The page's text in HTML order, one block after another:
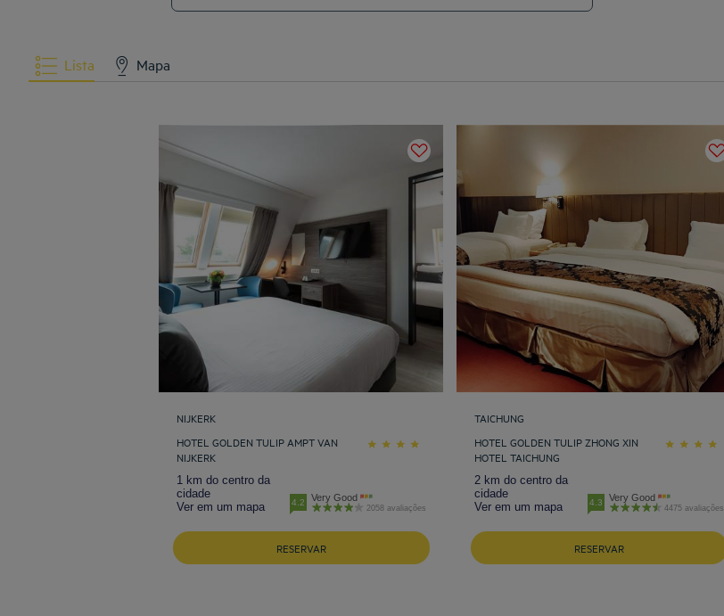
Lista Mapa
NIJKERK
HOTEL GOLDEN TULIP AMPT VAN
NIJKERK
1 km do centro da
cidade
Ver em um mapa
4.2 Very Good
2058 avaliações
RESERVAR
TAICHUNG
HOTEL GOLDEN TULIP ZHONG XIN
HOTEL TAICHUNG
2 km do centro da
cidade
Ver em um mapa
4.3 Very Good
4475 avaliações
RESERVAR